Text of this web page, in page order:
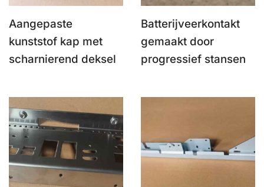
Aangepaste
kunststof kap met
scharnierend deksel
Batterijveerkontakt
gemaakt door
progressief stansen